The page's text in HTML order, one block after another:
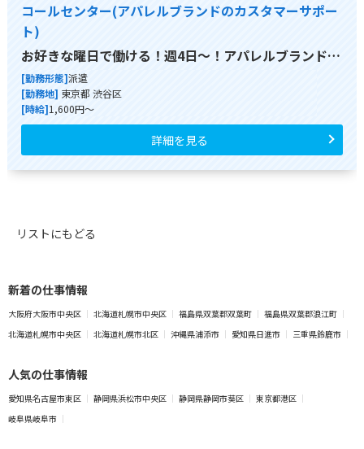
コールセンター(アパレルブランドのカスタマーサポー
ト)
お好きな曜日で働ける！週4日～！アパレルブランド…
[勤務形態]派遣
[勤務地] 東京都 渋谷区
[時給]1,600円～
詳細を見る
リストにもどる
新着の仕事情報
大阪府大阪市中央区 北海道札幌市中央区 福島県双葉郡双葉町
福島県双葉郡浪江町
北海道札幌市中央区
北海道札幌市北区 沖縄県浦添市 愛知県日進市 三重県鈴鹿市
人気の仕事情報
愛知県名古屋市東区 静岡県浜松市中央区 静岡県静岡市葵区
東京都港区
岐阜県岐阜市